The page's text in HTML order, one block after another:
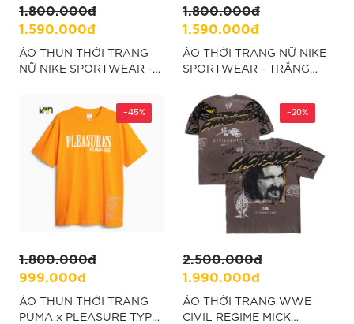
1.800.000đ
1.590.000đ
ÁO THUN THỜI TRANG
NỮ NIKE SPORTWEAR -
1.800.000đ
1.590.000đ
ÁO THỜI TRANG NỮ NIKE
SPORTWEAR - TRẮNG
1.800.000đ
999.000đ
-45%
ÁO THUN THỜI TRANG
PUMA x PLEASURE TYPO
2.500.000đ
1.990.000đ
-20%
ÁO THỜI TRANG WWE
CIVIL REGIME MICK